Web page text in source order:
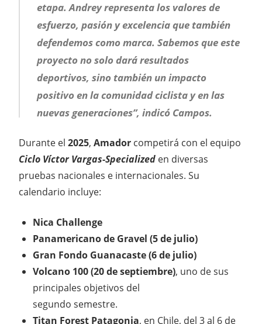
etapa. Andrey representa los valores de
esfuerzo, pasión y excelencia que también
defendemos como marca. Sabemos que este
proyecto no solo dará resultados
deportivos, sino también un impacto
positivo en la comunidad ciclista y en las
nuevas generaciones”, indicó Campos.
Durante el 2025, Amador competirá con el equipo
Ciclo Víctor Vargas-Specialized en diversas
pruebas nacionales e internacionales. Su
calendario incluye:
Nica Challenge
Panamericano de Gravel (5 de julio)
Gran Fondo Guanacaste (6 de julio)
Volcano 100 (20 de septiembre), uno de sus
principales objetivos del
segundo semestre.
Titan Forest Patagonia, en Chile, del 3 al 6 de